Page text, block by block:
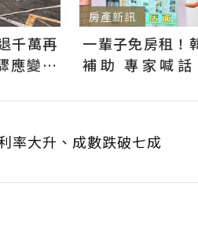
千萬再
應變：
房產新訊
一輩子免房租！
補助 專家喊話
率大升、成數跌破七成